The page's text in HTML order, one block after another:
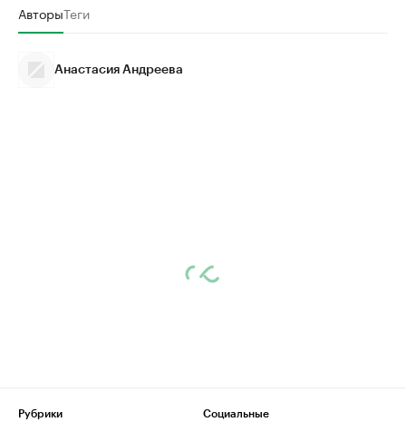
АвторыТеги
Анастасия Андреева
Рубрики
Социальные